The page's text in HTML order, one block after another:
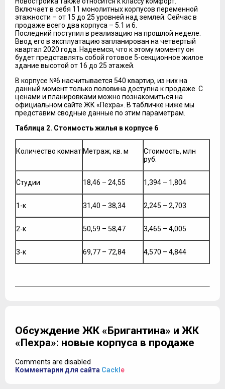
Включает в себя 11 монолитных корпусов переменной
этажности – от 15 до 25 уровней над землей. Сейчас в
продаже всего два корпуса – 5.1 и 6.
Последний поступил в реализацию на прошлой неделе.
Ввод его в эксплуатацию запланирован на четвертый
квартал 2020 года. Надеемся, что к этому моменту он
будет представлять собой готовое 5-секционное жилое
здание высотой от 16 до 25 этажей.
В корпусе №6 насчитывается 540 квартир, из них на
данный момент только половина доступна к продаже. С
ценами и планировками можно познакомиться на
официальном сайте ЖК «Пехра». В табличке ниже мы
представим сводные данные по этим параметрам.
Таблица 2. Стоимость жилья в корпусе 6
Количество комнат Метраж, кв. м
Стоимость, млн
руб.
Студии 18,46 – 24,55 1,394 – 1,804
1-к 31,40 – 38,34 2,245 – 2,703
2-к 50,59 – 58,47 3,465 – 4,005
3-к 69,77 – 72,84 4,570 – 4,844
Обсуждение ЖК «Бригантина» и ЖК
«Пехра»: новые корпуса в продаже
Comments are disabled
Комментарии для сайта Cackle